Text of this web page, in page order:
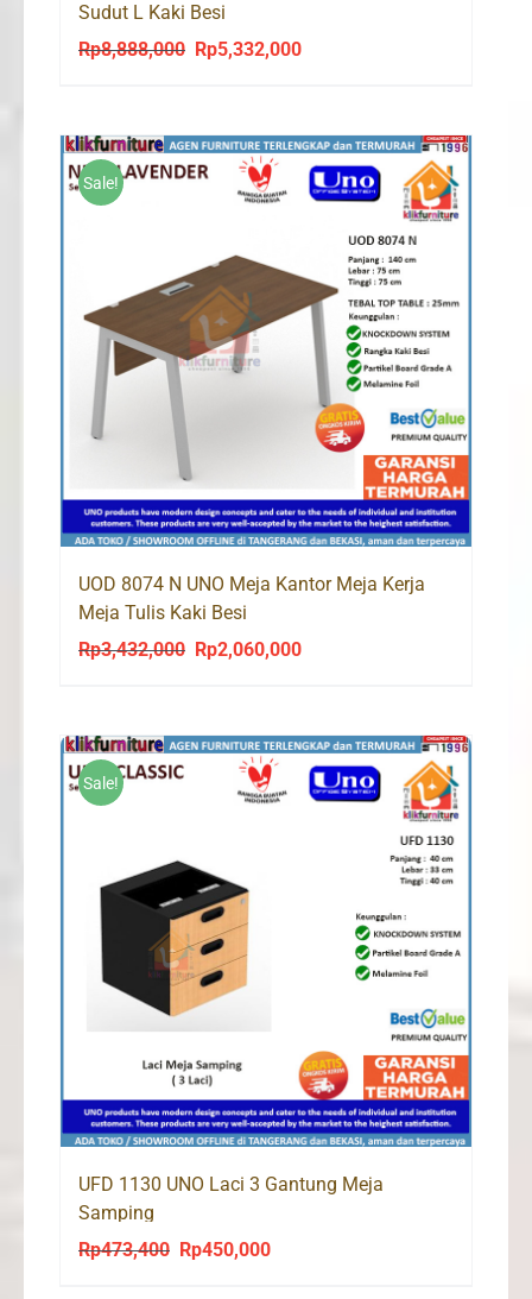
Sudut L Kaki Besi
Rp8,888,000
Original
Rp8,888,000.
Rp5,332,000Current
Rp5,332,000.
Sale!
UOD 8074 N UNO Meja Kantor Meja Kerja
Meja Tulis Kaki Besi
Rp3,432,000
Original
Rp3,432,000.
Rp2,060,000Current
Rp2,060,000.
Sale!
UFD 1130 UNO Laci 3 Gantung Meja
Samping
Rp473,400
Original
Rp450,000Current